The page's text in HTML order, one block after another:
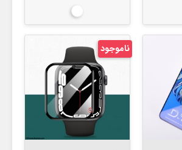
بیرنگ
ناموجود